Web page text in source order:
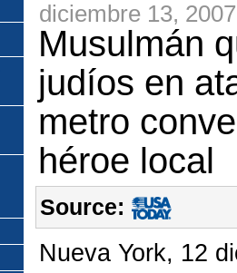
diciembre 13, 2007
Musulmán
judíos en
metro
héroe local
Source:
Nueva York, 12